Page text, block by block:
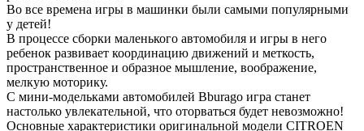
Во все времена игры в машинки были самыми популярными
у детей!
В процессе сборки маленького автомобиля и игры в него
ребенок развивает координацию движений и меткость,
пространственное и образное мышление, воображение,
мелкую моторику.
С мини-модельками автомобилей Bburago игра станет
настолько увлекательной, что оторваться будет невозможно!
Основные характеристики оригинальной модели CITROEN